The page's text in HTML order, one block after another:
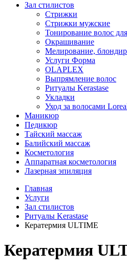
Зал стилистов
Стрижки
Стрижки мужские
Тонирование волос
Окрашивание
Мелирование,
Услуги Форма
OLAPLEX
Выпрямление волос
Ритуалы Kerastase
Укладки
Уход за волосами
Маникюр
Педикюр
Тайский массаж
Балийский массаж
Косметология
Аппаратная косметология
Лазерная эпиляция
Главная
Услуги
Зал стилистов
Ритуалы Kerastase
Кератермия ULTIME
Кератермия